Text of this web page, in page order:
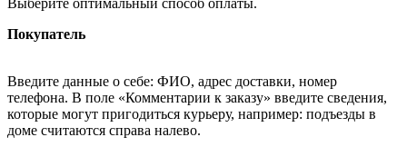
Покупатель
Введите данные о себе: ФИО, адрес доставки, номер
телефона. В поле «Комментарии к заказу» введите сведения,
которые могут пригодиться курьеру, например: подъезды в
доме считаются справа налево.